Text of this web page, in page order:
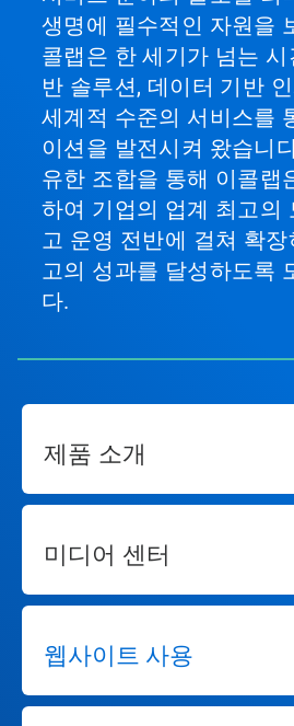
생명에 필수적인 자원을
콜랩은 한 세기가 넘는 시
반 솔루션, 데이터 기반
세계적 수준의 서비스를
이션을 발전시켜 왔습니
유한 조합을 통해 이콜랩
하여 기업의 업계 최고의
고 운영 전반에 걸쳐 확장
고의 성과를 달성하도록
다.
제품 소개
미디어 센터
웹사이트 사용